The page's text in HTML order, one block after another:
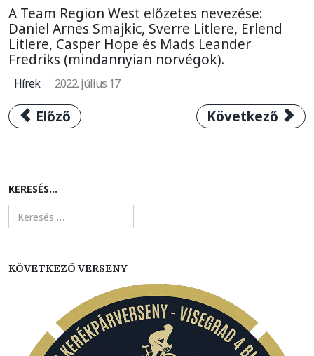
A Team Region West előzetes nevezése:
Daniel Arnes Smajkic, Sverre Litlere, Erlend
Litlere, Casper Hope és Mads Leander
Fredriks (mindannyian norvégok).
Hírek 2022. július 17
Előző cikk: Az idei V4 Kerékpárverseny
Előző Következő
Következő
KERESÉS...
KÖVETKEZŐ VERSENY